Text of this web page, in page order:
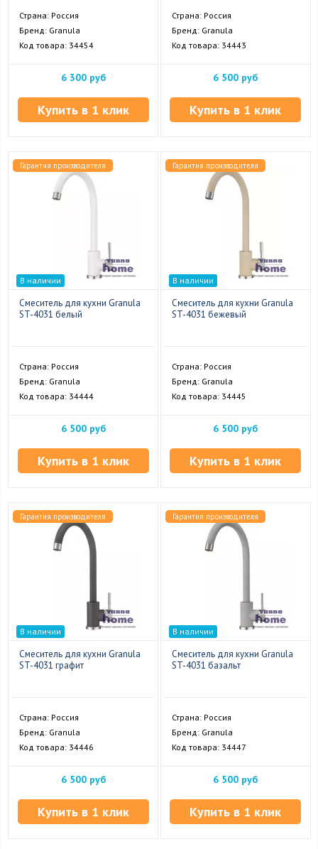
Страна: Россия
Бренд: Granula
Код товара: 34454
6 300 руб
Купить в 1 клик
Страна: Россия
Бренд: Granula
Код товара: 34443
6 500 руб
Купить в 1 клик
Гарантия производителя
В наличии
Смеситель для кухни Granula
ST-4031 белый
Страна: Россия
Бренд: Granula
Код товара: 34444
6 500 руб
Купить в 1 клик
Гарантия производителя
В наличии
Смеситель для кухни Granula
ST-4031 бежевый
Страна: Россия
Бренд: Granula
Код товара: 34445
6 500 руб
Купить в 1 клик
Гарантия производителя
В наличии
Смеситель для кухни Granula
ST-4031 графит
Страна: Россия
Бренд: Granula
Код товара: 34446
6 500 руб
Купить в 1 клик
Гарантия производителя
В наличии
Смеситель для кухни Granula
ST-4031 базальт
Страна: Россия
Бренд: Granula
Код товара: 34447
6 500 руб
Купить в 1 клик